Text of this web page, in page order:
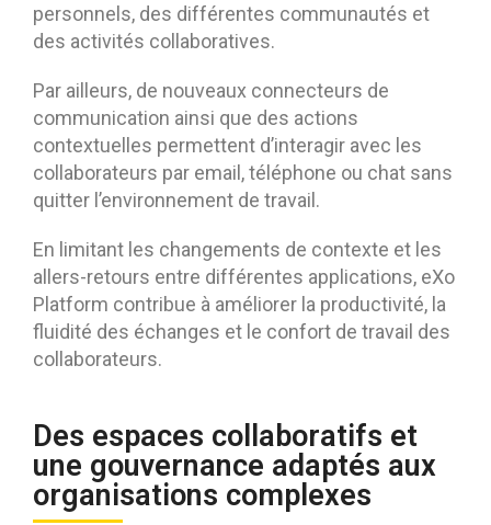
personnels, des différentes communautés et
des activités collaboratives.
Par ailleurs, de nouveaux connecteurs de
communication ainsi que des actions
contextuelles permettent d’interagir avec les
collaborateurs par email, téléphone ou chat sans
quitter l’environnement de travail.
En limitant les changements de contexte et les
allers-retours entre différentes applications, eXo
Platform contribue à améliorer la productivité, la
fluidité des échanges et le confort de travail des
collaborateurs.
Des espaces collaboratifs et
une gouvernance adaptés aux
organisations complexes